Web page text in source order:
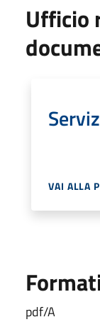
Ufficio
VAI ALLA
pdf/A